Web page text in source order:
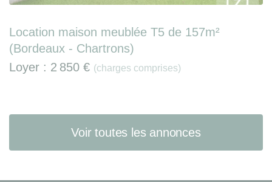
Location maison meublée T5 de 157m²
(Bordeaux - Chartrons)
Loyer : 2 850 € (charges comprises)
Voir toutes les annonces